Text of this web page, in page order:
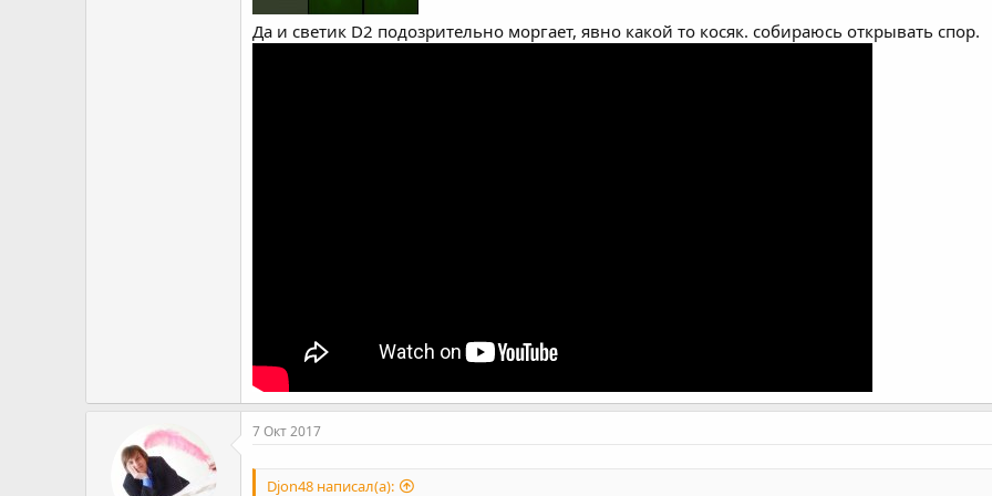
Да и светик D2 подозрительно моргает, явно какой то косяк. собираюсь открывать спор.
7 Окт 2017
Djon48 написал(а):